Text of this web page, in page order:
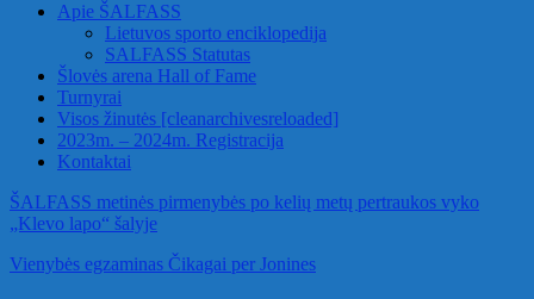
Apie ŠALFASS
Lietuvos sporto enciklopedija
SALFASS Statutas
Šlovės arena Hall of Fame
Turnyrai
Visos žinutės [cleanarchivesreloaded]
2023m. – 2024m. Registracija
Kontaktai
ŠALFASS metinės pirmenybės po kelių metų pertraukos vyko
„Klevo lapo“ šalyje
Vienybės egzaminas Čikagai per Jonines